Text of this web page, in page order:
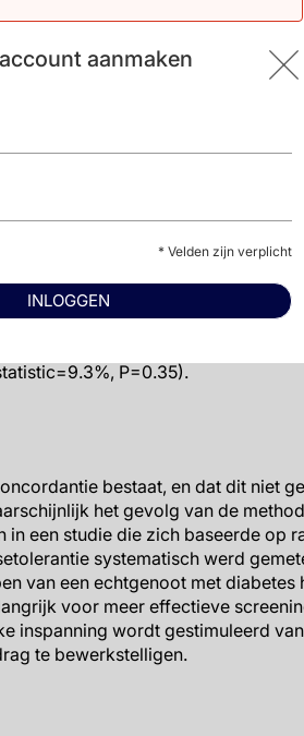
aanmaken
* Velden zijn verplicht
INLOGGEN
effect van 10% werd gezien in
practice study OR: 1.70
in een Spaanse populatie
1.77, 95%CI: 1.14-2.74 voor
voor BMI.
die niet voor BMI
effect van OR: 2.11 (95%CI: 1.74-
vond een
1.57-2.40) in mannen
dan tweevoudig risico op
3.98, gecorrigeerd voor leeftijd
een algehele effectschatting op
voor heterogeniteit (Higgin’s I-
OR:1.8 (95%CI: 0.97-1.40)
P=0.35).
bestaat, en dat dit niet
het gevolg van de
een studie die zich baseerde op
systematisch werd
van een echtgenoot met
voor meer effectieve
inspanning wordt gestimuleerd
te bewerkstelligen.